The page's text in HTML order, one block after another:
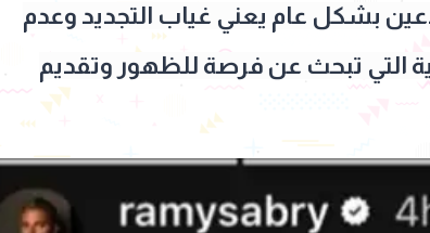
بشكل عام يعني غياب التجديد وعدم
التي تبحث عن فرصة للظهور وتقديم